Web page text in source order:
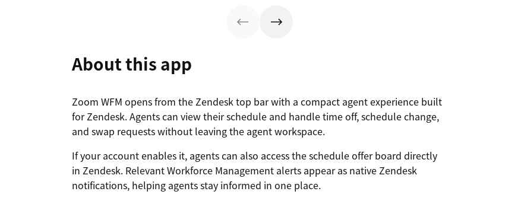
About this app
Zoom WFM opens from the Zendesk top bar with a compact agent experience built
for Zendesk. Agents can view their schedule and handle time off, schedule change,
and swap requests without leaving the agent workspace.
If your account enables it, agents can also access the schedule offer board directly
in Zendesk. Relevant Workforce Management alerts appear as native Zendesk
notifications, helping agents stay informed in one place.